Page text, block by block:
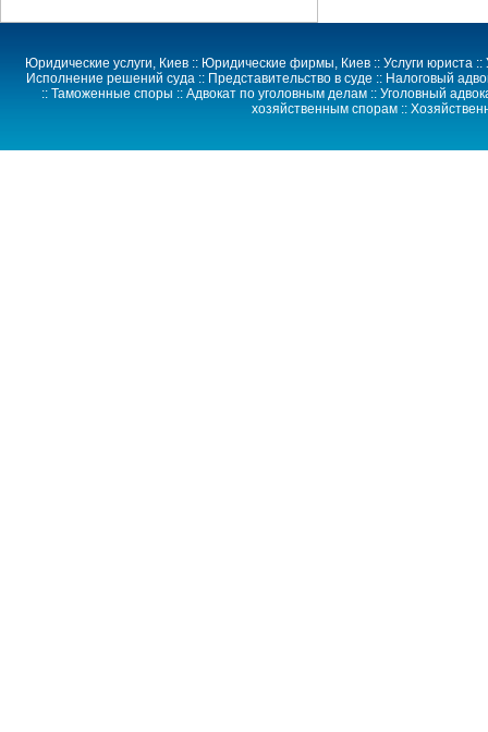
Юридические услуги, Киев :: Юридические фирмы, Киев :: Услуги юриста::
Исполнение решений суда :: Представительство в суде :: Налоговый
:: Таможенные споры :: Адвокат по уголовным делам :: Уголовный
хозяйственным спорам::